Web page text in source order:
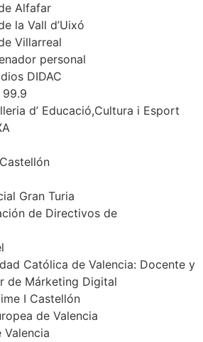
Alfafar
la Vall d’Uixó
Villarreal
personal
DIDAC
99.9
d’ Educació,Cultura i Esport
Gran Turia
de Directivos de
Católica de Valencia: Docente y
de Márketing Digital
I Castellón
de Valencia
Valencia